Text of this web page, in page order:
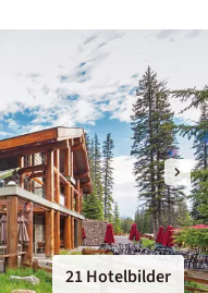
21 Hotelbilder